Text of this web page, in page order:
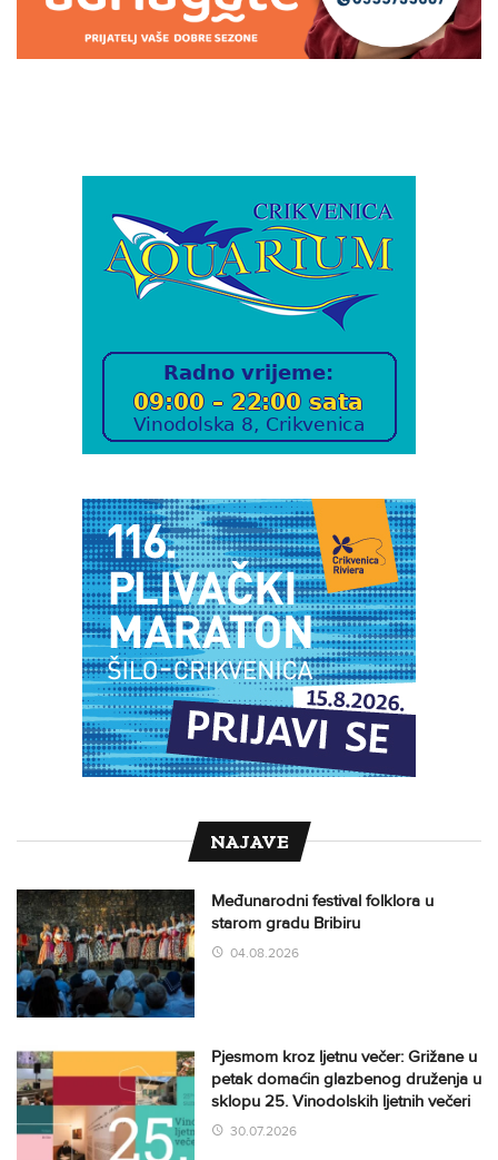
NAJAVE
Međunarodni festival folklora u
starom gradu Bribiru
04.08.2026
Pjesmom kroz ljetnu večer: Grižane u
petak domaćin glazbenog druženja u
sklopu 25. Vinodolskih ljetnih večeri
30.07.2026